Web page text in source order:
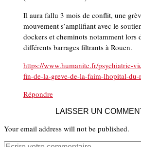
Il aura fallu 3 mois de conflit, une
mouvement s’amplifiant avec le
dockers et cheminots notamment lors
différents barrages filtrants à Rouen.
https://www.humanite.fr/psychiatrie-
fin-de-la-greve-de-la-faim-lhopital-
Répondre
LAISSER UN
Your email address will not be published.